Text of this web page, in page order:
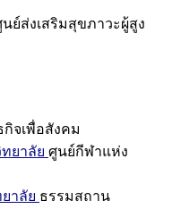
ย์ส่งเสริมสุขภาวะผู้สูง
จเพื่อสังคม
ยาลัย ศูนย์กีฬาแห่ง
าลัย ธรรมสถาน